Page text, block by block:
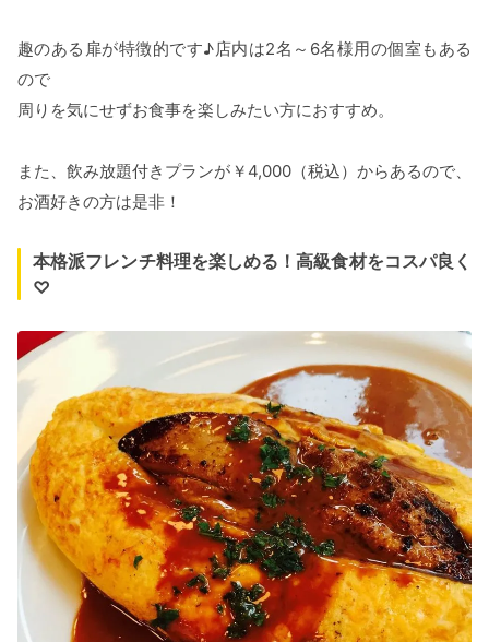
趣のある扉が特徴的です♪店内は2名～6名様用の個室もある
ので
周りを気にせずお食事を楽しみたい方におすすめ。
また、飲み放題付きプランが￥4,000（税込）からあるので、
お酒好きの方は是非！
本格派フレンチ料理を楽しめる！高級食材をコスパ良く
♡